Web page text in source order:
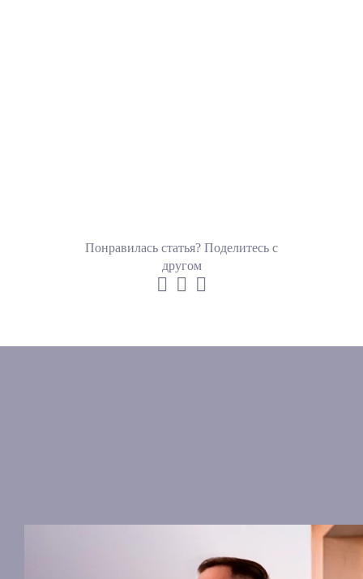
Понравилась статья? Поделитесь с
другом